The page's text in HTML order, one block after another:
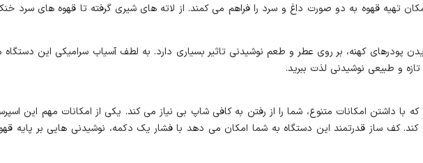
تهیه قهوه به دو صورت داغ و سرد را فراهم می کمند. از لاته های شیری گرفته تا قهوه های سرد
پودرهای کهنه، بر روی عطر و طعم نوشیدنی تاثیر بسیاری دارد. به لطف آسیاب سرامیکی این دستگاه
کف ساز قدرتمند این دستگاه به شما امکان می‌ دهد با فشار یک دکمه، نوشیدنی هایی بر پایه